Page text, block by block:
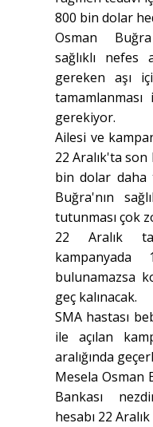
800 bin dolar
Osman
sağlıklı nefes
gereken aşı
gerekiyor.
Ailesi ve
22 Aralık'ta
bin dolar daha
Buğra'nın
tutunması çok
22 Aralık
bulunamazsa
geç kalınacak.
SMA hastası
ile açılan
aralığında
Mesela Osman
Bankası
hesabı 22